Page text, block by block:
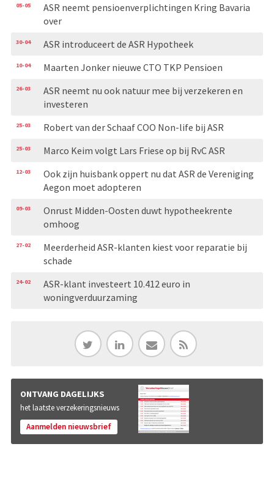
05-05
ASR neemt pensioenverplichtingen Kring Bavaria
over
30-04 ASR introduceert de ASR Hypotheek
10-04 Maarten Jonker nieuwe CTO TKP Pensioen
26-03
ASR neemt nu ook natuur mee bij verzekeren en
investeren
25-03 Robert van der Schaaf COO Non-life bij ASR
25-03 Marco Keim volgt Lars Friese op bij RvC ASR
12-03
Ook zijn huisbank oppert nu dat ASR de Vereniging
Aegon moet adopteren
09-03
Onrust Midden-Oosten duwt hypotheekrente
omhoog
27-02
Meerderheid ASR-klanten kiest voor reparatie bij
schade
24-02
ASR-klant investeert 10.412 euro in
woningverduurzaming
ONTVANG DAGELIJKS
het laatste verzekeringsnieuws
Aanmelden nieuwsbrief